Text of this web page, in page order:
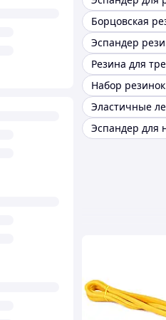
Борцовская
Резина для
Эспандер для